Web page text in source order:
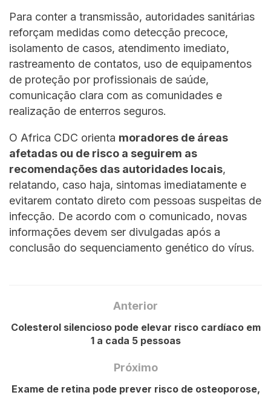
Para conter a transmissão, autoridades sanitárias
reforçam medidas como detecção precoce,
isolamento de casos, atendimento imediato,
rastreamento de contatos, uso de equipamentos
de proteção por profissionais de saúde,
comunicação clara com as comunidades e
realização de enterros seguros.
O Africa CDC orienta moradores de áreas
afetadas ou de risco a seguirem as
recomendações das autoridades locais,
relatando, caso haja, sintomas imediatamente e
evitarem contato direto com pessoas suspeitas de
infecção. De acordo com o comunicado, novas
informações devem ser divulgadas após a
conclusão do sequenciamento genético do vírus.
Anterior
Colesterol silencioso pode elevar risco cardíaco em
1 a cada 5 pessoas
Próximo
Exame de retina pode prever risco de osteoporose,